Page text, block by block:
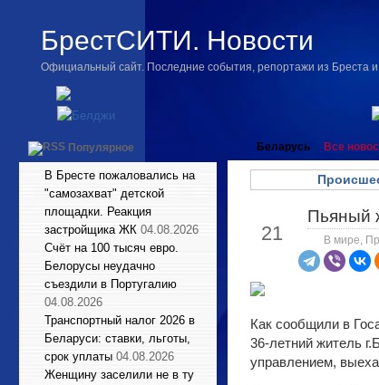
БрестСИТИ. Новости
Официальный сайт. Последние события, репортажи из Бреста
Популярное
В Бресте пожаловались на
"самозахват" детской
площадки. Реакция
застройщика ЖК 04.08.2026
Счёт на 100 тысяч евро.
Белорусы неудачно
съездили в Португалию
04.08.2026
Транспортный налог 2026 в
Беларуси: ставки, льготы,
срок уплаты 04.08.2026
Женщину заселили не в ту
Беларусь Все
21
Пьяный
В мире
Как сообщили в
36-летний житель
управлением,